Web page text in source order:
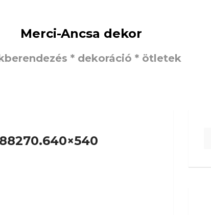
Merci-Ancsa dekor
* dekoráció * ötletek